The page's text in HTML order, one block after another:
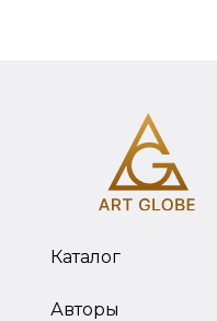
Каталог
Авторы